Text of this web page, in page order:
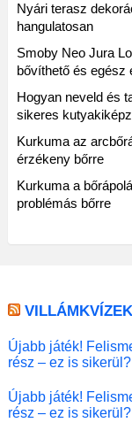
Nyári terasz
hangulatosan
Smoby Neo Jura
bővíthető és egész
Hogyan neveld és
sikeres
Kurkuma az
érzékeny bőrre
Kurkuma a
problémás bőrre
VILLÁMKVÍZEK
Újabb játék!
rész – ez is sikerül?
Újabb játék!
rész – ez is sikerül?